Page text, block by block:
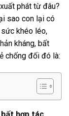
phát từ đâu?
sao con lại có
sức khéo léo,
kháng, bất
chống đối đó là: